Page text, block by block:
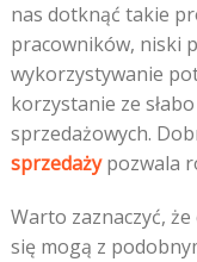
nas dotknąć takie
pracowników, niski
wykorzystywanie
korzystanie ze
sprzedażowych.
sprzedażypozwala
Warto zaznaczyć,
się mogą z